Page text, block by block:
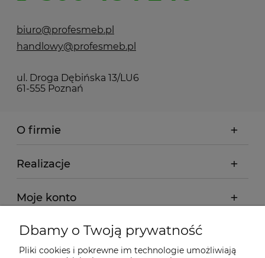
biuro@profesmeb.pl
handlowy@profesmeb.pl
ul. Droga Dębińska 13/LU6
61-555 Poznań
O firmie
Realizacje
Moje konto
Regulamin
Dbamy o Twoją prywatność
Pliki cookies i pokrewne im technologie umożliwiają